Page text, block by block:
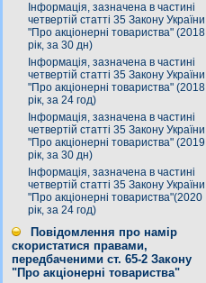
Інформація, зазначена в частині
четвертій статті 35 Закону України
"Про акціонерні товариства" (2018
рік, за 30 дн)
Інформація, зазначена в частині
четвертій статті 35 Закону України
"Про акціонерні товариства" (2018
рік, за 24 год)
Інформація, зазначена в частині
четвертій статті 35 Закону України
"Про акціонерні товариства" (2019
рік, за 30 дн)
Інформація, зазначена в частині
четвертій статті 35 Закону України
"Про акціонерні товариства"(2020
рік, за 24 год)
Повідомлення про намір
скористатися правами,
передбаченими ст. 65-2 Закону
"Про акціонерні товариства"